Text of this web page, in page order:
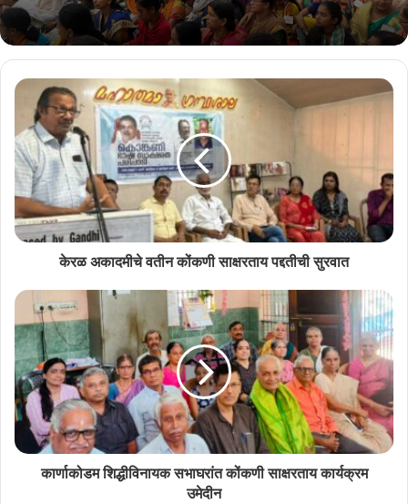
हाजिर आशिल्ली.
केरळ अकादमीचे वतीन कोंकणी साक्षरताय पद्दतीची सुरवात
कार्णाकोडम शिद्धीविनायक सभाघरांत कोंकणी साक्षरताय कार्यक्रम
उमेदीन